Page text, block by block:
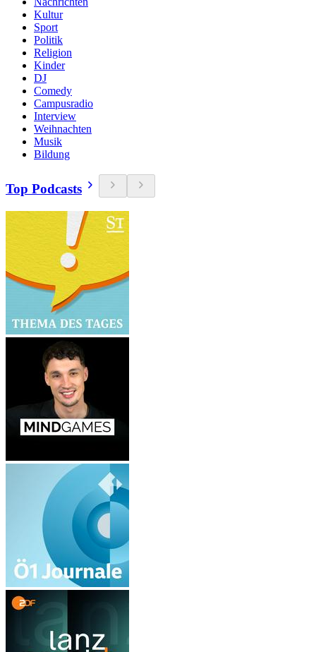
Kultur
Sport
Politik
Religion
Kinder
DJ
Comedy
Campusradio
Interview
Weihnachten
Musik
Bildung
Top Podcasts